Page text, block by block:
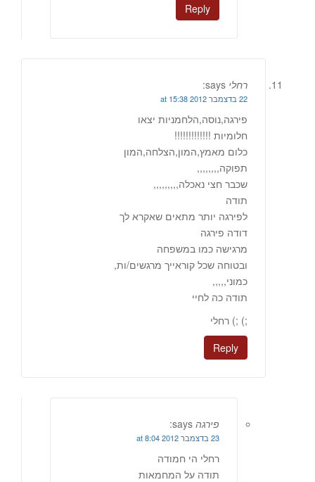
Reply
רחלי says:
22 בדצמבר 2012 at 15:38
פירגה,נוסה,הלחמניות יצאו
חלומיות !!!!!!!!!!!!!
כלום מאמץ,המון,הצלחה,המון
תפוקה,,,,,,,,
שכבר חצי נאכלה,,,,,,,,,
תודה
לפירגה יותר מתאים שאקרא לך
דודה פירגה
מרגישה כמו במשפחה
ובטוחה שכל קוראייך מרגשים/ות,
כמוני,,,,,
תודה כה לחיי
;) ;) רחלי
Reply
פירגה says:
23 בדצמבר 2012 at 8:04
רחלי הי חמודה
תודה על המחמאות